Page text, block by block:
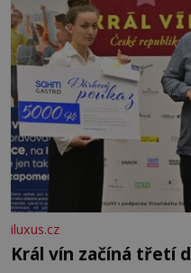
iluxus.cz
Král vín začíná třetí